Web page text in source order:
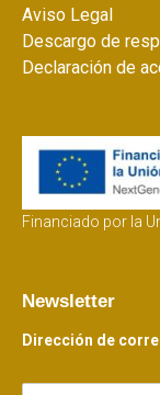
Aviso Legal
Descargo de
Declaración de
Financiado por la
Newsletter
Dirección de